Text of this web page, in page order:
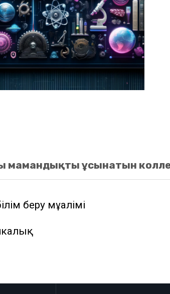
мамандықты ұсынатын
беру мұғалімі